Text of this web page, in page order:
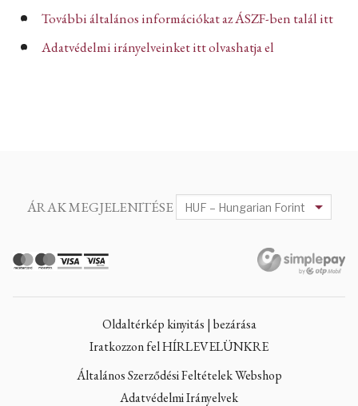
További általános információkat az ÁSZF-ben talál itt
Adatvédelmi irányelveinket itt olvashatja el
ÁRAK MEGJELENITÉSE
Oldaltérkép kinyitás | bezárása
Iratkozzon fel HÍRLEVELÜNKRE
Általános Szerződési Feltételek Webshop
Adatvédelmi Irányelvek